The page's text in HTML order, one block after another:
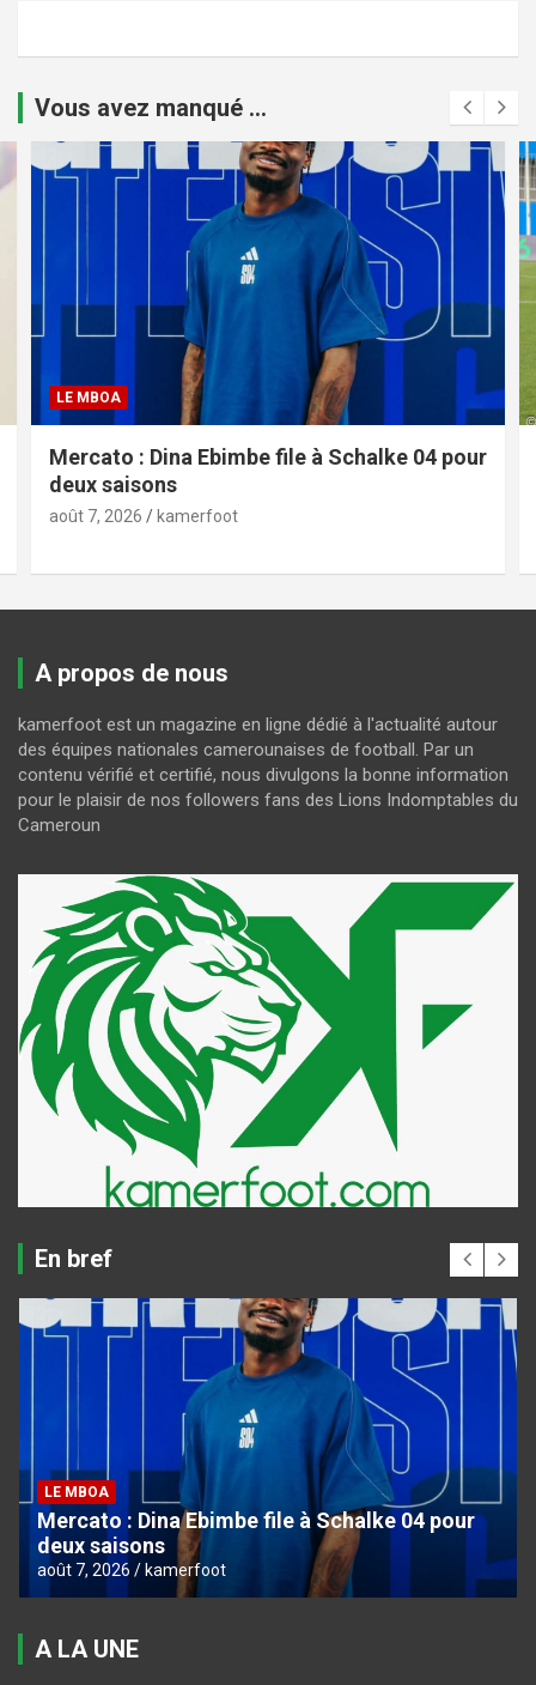
Vous avez manqué ...
LE MBOA
Mercato : Dina Ebimbe file à Schalke 04 pour
deux saisons
août 7, 2026 kamerfoot
A propos de nous
kamerfoot est un magazine en ligne dédié à l'actualité autour
des équipes nationales camerounaises de football. Par un
contenu vérifié et certifié, nous divulgons la bonne information
pour le plaisir de nos followers fans des Lions Indomptables du
Cameroun
En bref
LE MBOA
Mercato : Dina Ebimbe file à Schalke 04 pour
deux saisons
août 7, 2026 kamerfoot
A LA UNE